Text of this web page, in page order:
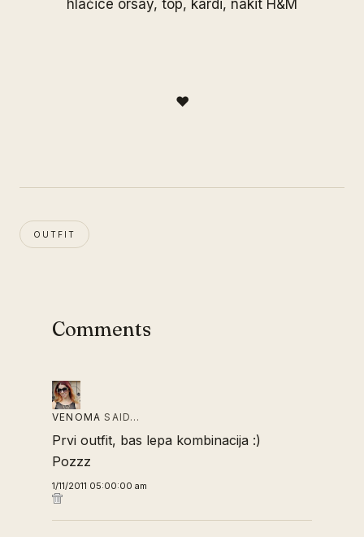
hlačice orsay, top, kardi, nakit H&M
♥
OUTFIT
Comments
VENOMA SAID…
Prvi outfit, bas lepa kombinacija :)
Pozzz
1/11/2011 05:00:00 am